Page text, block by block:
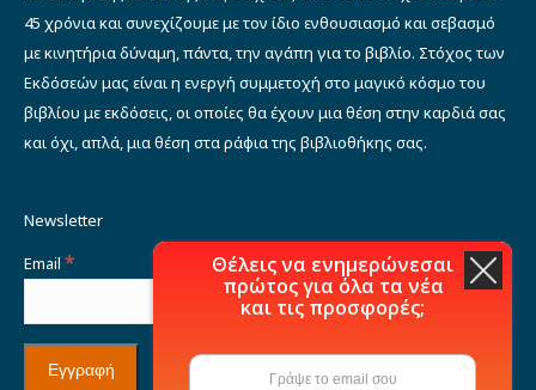
45 χρόνια και συνεχίζουμε με τον ίδιο ενθουσιασμό και σεβασμό
με κινητήρια δύναμη, πάντα, την αγάπη για το βιβλίο. Στόχος των
Εκδόσεών μας είναι η ενεργή συμμετοχή στο μαγικό κόσμο του
βιβλίου με εκδόσεις, οι οποίες θα έχουν μια θέση στην καρδιά σας
και όχι, απλά, μια θέση στα ράφια της βιβλιοθήκης σας.
Newsletter
Email *
Θέλεις να ενημερώνεσαι
πρώτος για όλα τα νέα
και τις προσφορές;